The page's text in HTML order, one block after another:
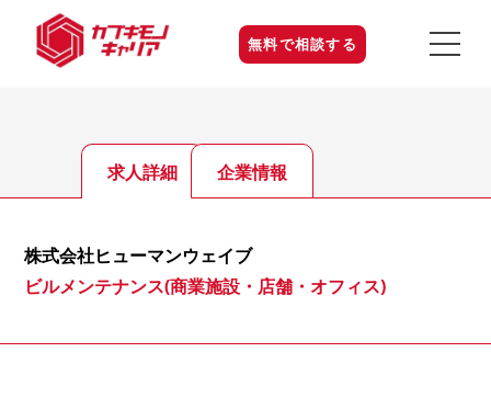
無料で相談する
求人詳細 企業情報
株式会社ヒューマンウェイブ
ビルメンテナンス(商業施設・店舗・オフィス)